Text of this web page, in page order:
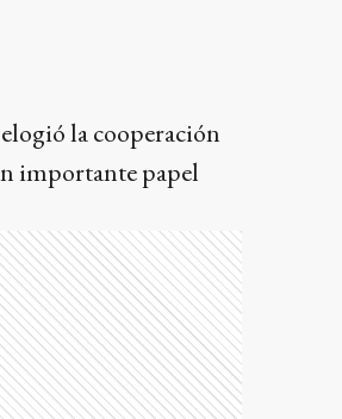
la cooperación
importante papel